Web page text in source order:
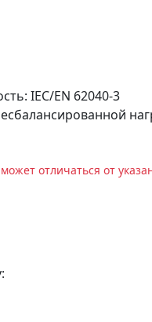
IEC/EN 62040-3
отличаться от